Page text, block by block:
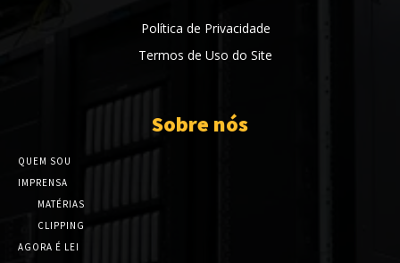
Política de Privacidade
Termos de Uso do Site
Sobre nós
QUEM SOU
IMPRENSA
MATÉRIAS
CLIPPING
AGORA É LEI